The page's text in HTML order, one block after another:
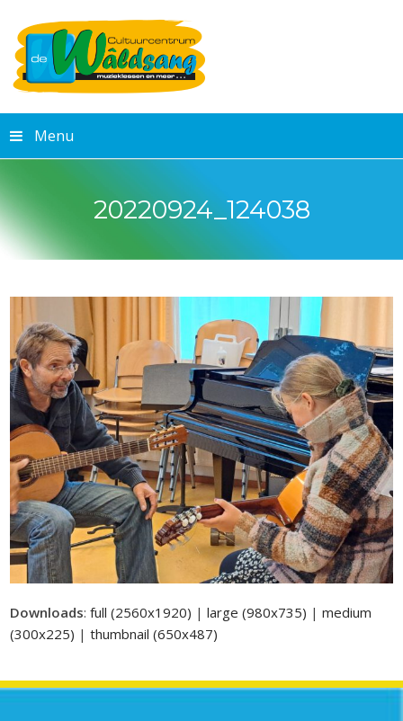
Menu
20220924_124038
Downloads:full (2560x1920) |large (980x735) |medium
(300x225) |thumbnail (650x487)